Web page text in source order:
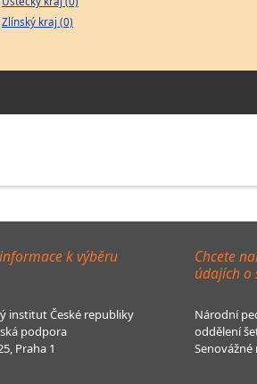
Zlínský kraj (0)
k výběru
institut České republiky
podpora
Praha 1
Chcete
údajích o
Národní
oddělení
Senovážné